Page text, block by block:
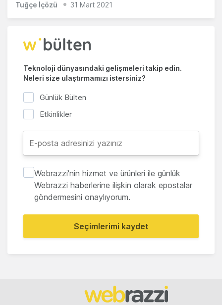
Tuğçe İçözü 31 Mart 2021
Teknoloji dünyasındaki gelişmeleri takip edin.
Neleri size ulaştırmamızı istersiniz?
Günlük Bülten
Etkinlikler
Webrazzi'nin hizmet ve ürünleri ile günlük
Webrazzi haberlerine ilişkin olarak epostalar
göndermesini onaylıyorum.
Seçimlerimi kaydet